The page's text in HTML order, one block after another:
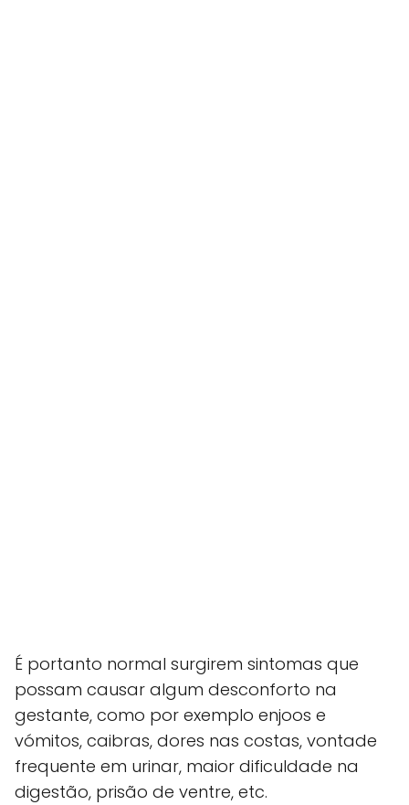
É portanto normal surgirem sintomas que
possam causar algum desconforto na
gestante, como por exemplo enjoos e
vómitos, caibras, dores nas costas, vontade
frequente em urinar, maior dificuldade na
digestão, prisão de ventre, etc.